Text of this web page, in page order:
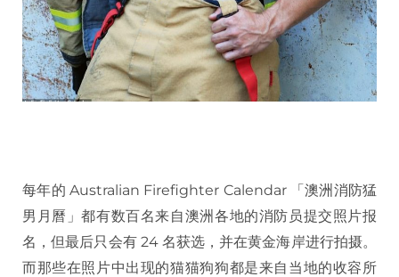
每年的 Australian Firefighter Calendar 「澳洲消防猛
男月曆」都有数百名来自澳洲各地的消防员提交照片报
名，但最后只会有 24 名获选，并在黄金海岸进行拍摄。
而那些在照片中出现的猫猫狗狗都是来自当地的收容所